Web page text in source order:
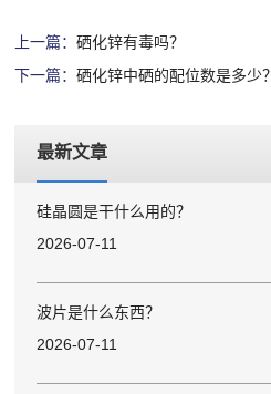
上一篇：硒化锌有毒吗？
下一篇：硒化锌中硒的配位数是多少？
最新文章
硅晶圆是干什么用的？
2026-07-11
波片是什么东西？
2026-07-11